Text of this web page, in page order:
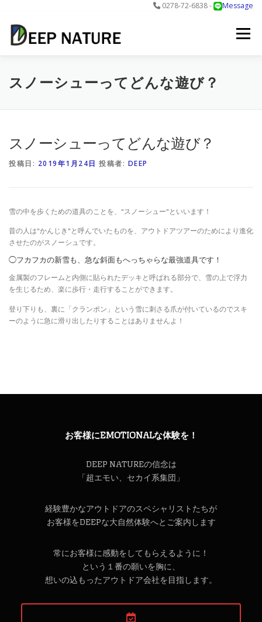
0278-72-6838 -
Message
メニュー
アクティビティ DNについて 最新情報
スノーシューってどんな遊び？
スノーシューってどんな遊び？
投稿日: 2019年1月24日 投稿者: DEEP
雪の中を歩くための道具のことを、”スノーシュー”といいます！
昔の人は”かんじき”と呼んでいたものを、アウトドアツアーのためにより進化
させたのがスノーシュです。
◯フカフカの新雪も、急な斜面もへっちゃらな最強道具です！
金属製のフレームと内側に貼られたデッキと呼ばれる部分で、雪の上で浮力
を生じるため、楽に歩行・走行することができます。
登り下りも、裏に「クランポン」という雪に刺さる爪が付いているのでスキ
ーのように急に滑り出したりすることはありませんよ！
お客様にEMOTIONALな体験を！
DEEP NATUREの信念は
「超エモい、セカイ系集団」
経験豊かなアウトドアのスペシャリストたちが
お客様をDEEPな大自然体験へとご案内します
常にお客様に感動をしてもらえるように！
という１番の願いを胸に、
想いの込もったアウトドア会社を目指します。